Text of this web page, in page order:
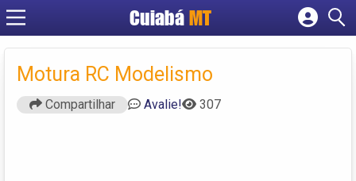
Cuiabá MT
Cadastrar empresa
Criar conta
Motura RC Modelismo
Compartilhar Avalie! 307